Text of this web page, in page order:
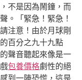
不是因為鬧鐘，而
。「緊急！緊急！
注意！由於月球剛
百分之九十九點
聲音聽起來像是一
包養價格劇性的絕
到一陣恐慌，這是